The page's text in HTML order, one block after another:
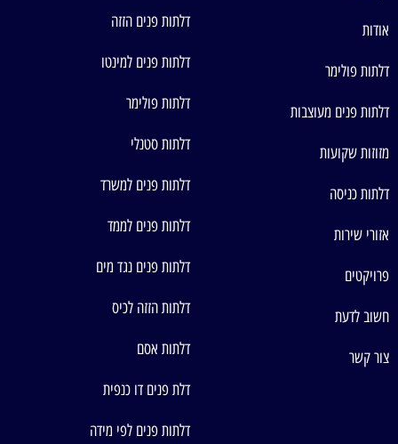
אודות
דלתות פולימר
דלתות פנים מעוצבות
מזוזות שקועות
דלתות כניסה
אזורי שירות
פרויקטים
חשוב לדעת
צור קשר
דלתות פנים הזזה
דלתות פנים למינטו
דלתות פולימר
דלתות סטנלי
דלתות פנים למשרד
דלתות פנים לממד
דלתות פנים נגד מים
דלתות הזזה לכיס
דלתות אסם
דלת פנים דו כנפית
דלתות פנים לפי מידה